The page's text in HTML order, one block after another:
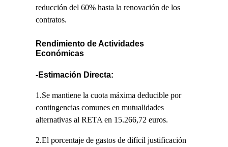
reducción del 60% hasta la renovación de los
contratos.
Rendimiento de Actividades
Económicas
-Estimación Directa:
1.Se mantiene la cuota máxima deducible por
contingencias comunes en mutualidades
alternativas al RETA en 15.266,72 euros.
2.El porcentaje de gastos de difícil justificación